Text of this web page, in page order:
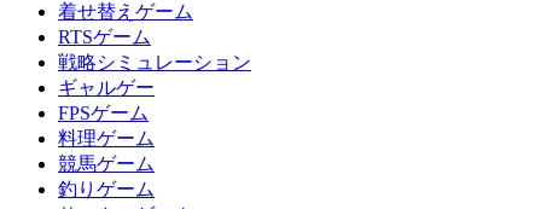
着せ替えゲーム
RTSゲーム
戦略シミュレーション
ギャルゲー
FPSゲーム
料理ゲーム
競馬ゲーム
釣りゲーム